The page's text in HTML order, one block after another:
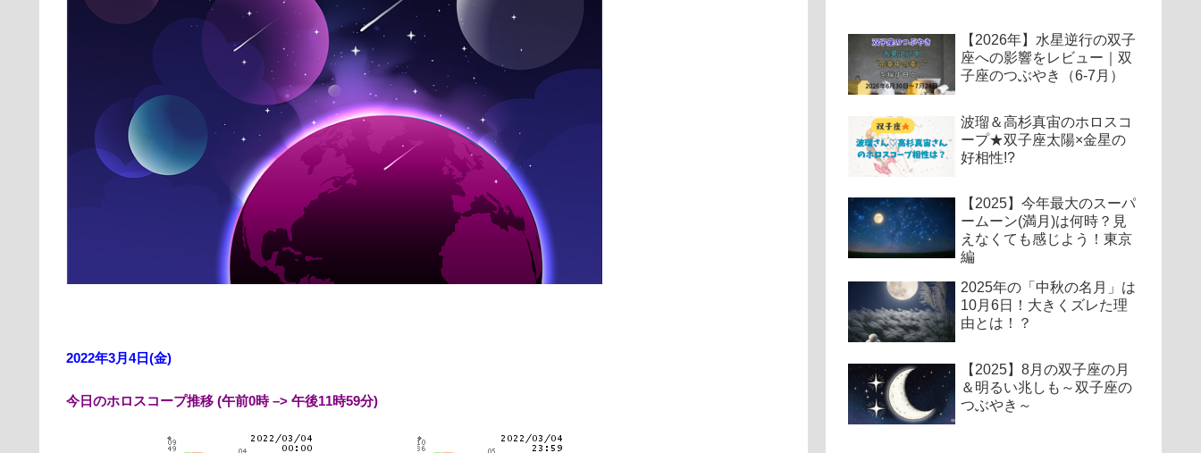
2022年3月4日(金)
今日のホロスコープ推移 (午前0時 –> 午後11時59分)
【2026年】水星逆行の双子
座への影響をレビュー｜双
子座のつぶやき（6-7月）
波瑠＆高杉真宙のホロスコ
ープ★双子座太陽×金星の
好相性!?
【2025】今年最大のスーパ
ームーン(満月)は何時？見
えなくても感じよう！東京
編
2025年の「中秋の名月」は
10月6日！大きくズレた理
由とは！？
【2025】8月の双子座の月
＆明るい兆しも～双子座の
つぶやき～